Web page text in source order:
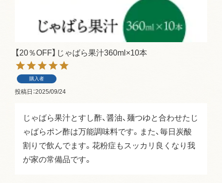
【20％OFF】じゃばら果汁360ml×10本
購入者
投稿日 2025/09/24
じゃばら果汁とすし酢、醤油、麺つゆと合わせたじ
ゃばらポン酢は万能調味料です。また、毎日炭酸
割りで飲んでます。花粉症もスッカリ良くなり我
が家の常備品です。